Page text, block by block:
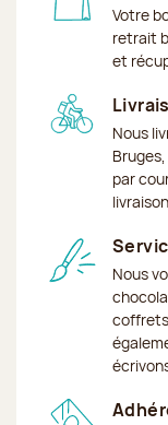
Votre
retrait
et
Nous
par
Nous